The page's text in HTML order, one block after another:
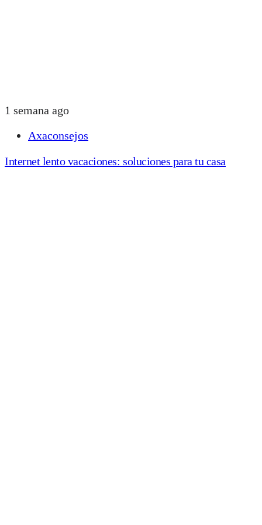
1 semana ago
Axaconsejos
Internet lento vacaciones: soluciones para tu casa